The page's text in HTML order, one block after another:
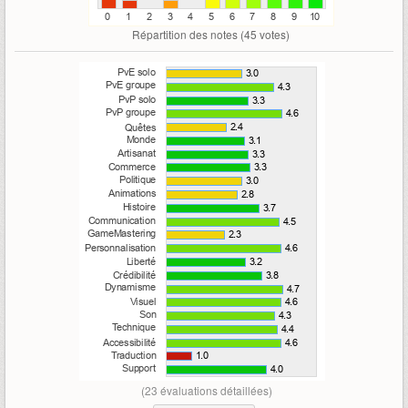
: Plein de bg disponibles. Ca mitraille dans tous les sens.
Classes : on retrouvera trois spécialisations pour chaque
classe. Vous avez un point deskill tous les deux levels
jusqu'au lvl 26 (maximum de points de talent = 13, lvl max =
50) . C'est essentiellement le niveau qui fera la différence sur le
terrain. Vu que le stuff ne joue qu'un rôle très accessoire.
MMOFPS
, pas d’auto-ciblage, tout le monde a un
jetpack pour voler plus ou moins longtemps. Les CD sont
vraiment courts, ce qui donne du rythme aux parties. Tout le
monde a également un Restore skill. Animations agréables,
jolis effets visuels et sonores.
Conclusion : un genre de Team Fortress à la sauce Tabula
rasa, très soigné graphiquement, pas buggué avec néanmoins
un nombre limité de fonctionnalités. Sans prétention, mais fini
et efficace. Parfait pour le casu qui veut s'amuser sans trop se
Répartition des notes (45 votes)
(23 évaluations détaillées)